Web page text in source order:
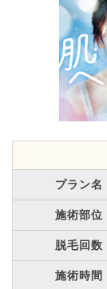
プラン名
施術部位
脱毛回数
施術時間